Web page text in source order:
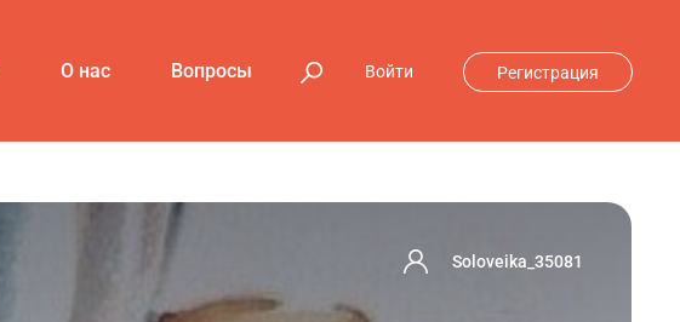
О нас Вопросы Войти Регистрация
Soloveika_35081